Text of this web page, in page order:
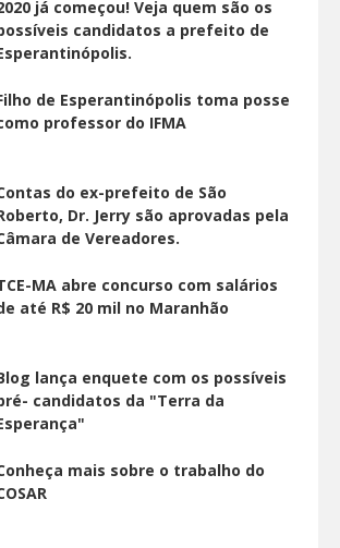
já começou! Veja quem são os
candidatos a prefeito de
de Esperantinópolis toma posse
professor do IFMA
do ex-prefeito de São
Dr. Jerry são aprovadas pela
de Vereadores.
MA abre concurso com salários
até R$ 20 mil no Maranhão
lança enquete com os possíveis
candidatos da "Terra da
mais sobre o trabalho do